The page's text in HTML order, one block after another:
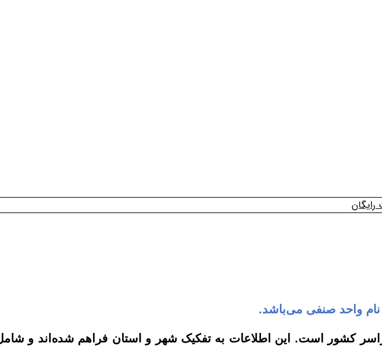
واحد صنفی می‌باشد.
کشور است. این اطلاعات به تفکیک شهر و استان فراهم شده‌اند و